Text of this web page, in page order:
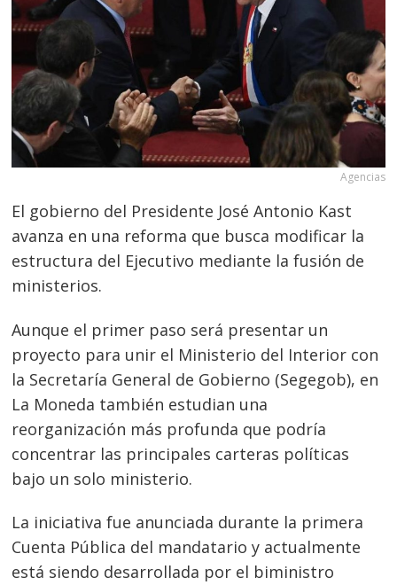
Agencias
El gobierno del Presidente José Antonio Kast
avanza en una reforma que busca modificar la
estructura del Ejecutivo mediante la fusión de
ministerios.
Aunque el primer paso será presentar un
proyecto para unir el Ministerio del Interior con
la Secretaría General de Gobierno (Segegob), en
La Moneda también estudian una
reorganización más profunda que podría
concentrar las principales carteras políticas
bajo un solo ministerio.
La iniciativa fue anunciada durante la primera
Cuenta Pública del mandatario y actualmente
está siendo desarrollada por el biministro